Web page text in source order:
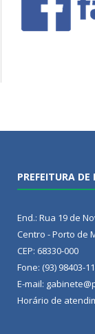
PREFEITURA
End.: Rua 19 de
Centro - Porto de
CEP: 68330-000
Fone: (93) 98403-
E-mail:
Horário de